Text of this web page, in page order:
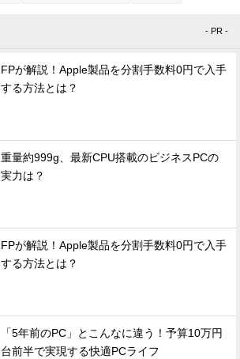
- PR -
FPが解説！Apple製品を分割手数料0円で入手
する方法とは？
重量約999g、最新CPU搭載のビジネスPCの
実力は？
FPが解説！Apple製品を分割手数料0円で入手
する方法とは？
「5年前のPC」とこんなに違う！予算10万円
台前半で実現する快適PCライフ